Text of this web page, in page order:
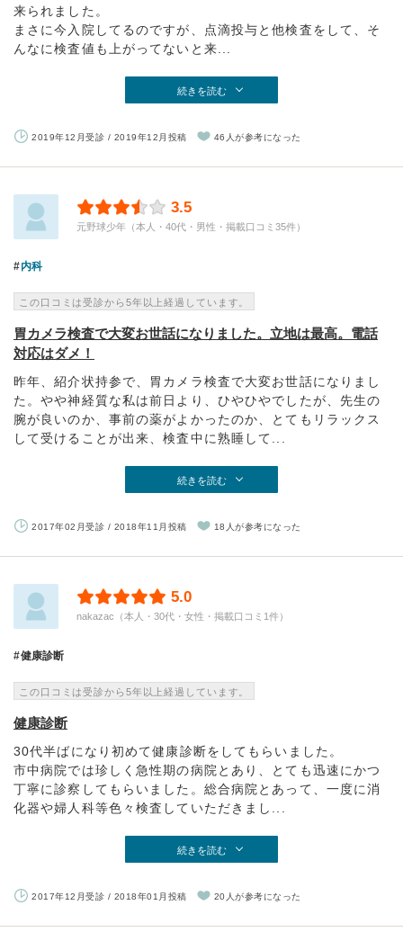
来られました。
まさに今入院してるのですが、点滴投与と他検査をして、そ
んなに検査値も上がってないと来...
続きを読む
2019年12月受診 / 2019年12月投稿 46人が参考になった
3.5
元野球少年（本人・40代・男性・掲載口コミ35件）
内科
この口コミは受診から5年以上経過しています。
胃カメラ検査で大変お世話になりました。立地は最高。電話
対応はダメ！
昨年、紹介状持参で、胃カメラ検査で大変お世話になりまし
た。やや神経質な私は前日より、ひやひやでしたが、先生の
腕が良いのか、事前の薬がよかったのか、とてもリラックス
して受けることが出来、検査中に熟睡して...
続きを読む
2017年02月受診 / 2018年11月投稿 18人が参考になった
5.0
nakazac（本人・30代・女性・掲載口コミ1件）
健康診断
この口コミは受診から5年以上経過しています。
健康診断
30代半ばになり初めて健康診断をしてもらいました。
市中病院では珍しく急性期の病院とあり、とても迅速にかつ
丁寧に診察してもらいました。総合病院とあって、一度に消
化器や婦人科等色々検査していただきまし...
続きを読む
2017年12月受診 / 2018年01月投稿 20人が参考になった